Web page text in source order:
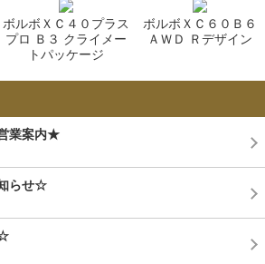
ボルボＸＣ４０プラス
プロ Ｂ３ クライメー
トパッケージ
ボルボＸＣ６０Ｂ６
ＡＷＤ Ｒデザイン
業案内★
らせ☆